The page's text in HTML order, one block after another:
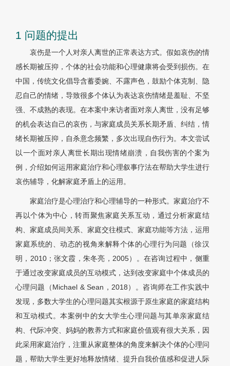
1 问题的提出
哀伤是一个人对亲人离世的正常表达方式。假如哀伤的情
感长期被压抑，个体的社会功能和心理健康将会受到损伤。在
中国，传统文化倡导含蓄委婉、不露声色，鼓励个体克制、隐
忍自己的情绪，导致很多个体认为表达哀伤情绪是羞耻、不坚
强、不成熟的表现。在本案中来访者面对亲人离世，没有足够
的机会表达自己的哀伤，与家庭成员关系长期矛盾、纠结，情
绪长期被压抑，自杀意念频繁，多次出现自伤行为。本文尝试
以一个面对亲人离世长期出现情绪崩溃，自我伤害的个案为
例，介绍如何运用家庭治疗和心理叙事疗法在帮助大学生进行
哀伤辅导，化解家庭矛盾上的运用。
家庭治疗是心理治疗和心理辅导的一种形式。家庭治疗不
再以个体为中心，转而聚焦家庭关系互动，通过分析家庭结
构、家庭成员间关系、家庭交往模式、家庭功能等方法，运用
家庭系统的、动态的视角来解释个体的心理行为问题（徐汉
明，2010；张文霞，朱冬亮，2005）。在咨询过程中，侧重
于通过改变家庭成员的互动模式，达到改变家庭中个体成员的
心理问题（Michael & Sean，2018）。咨询师在工作实践中
发现，多数大学生的心理问题其实根源于原生家庭的家庭结构
和互动模式。本案例中的女大学生心理问题与其单亲家庭结
构、代际冲突、妈妈的教养方式和家庭价值观有很大关系，因
此采用家庭治疗，注重从家庭整体的角度来解决个体的心理问
题，帮助大学生更好地释放情绪、提升自我价值感和促进人际